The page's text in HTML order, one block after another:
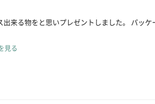
来る物をと思いプレゼントしました。 パッ
見る